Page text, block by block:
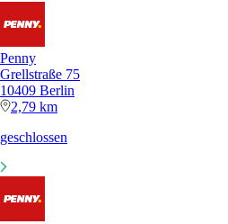
Penny
Grellstraße 75
10409 Berlin
2,79 km
geschlossen